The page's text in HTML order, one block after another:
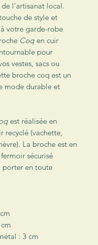
l'artisanat local.
de style et
votre garde-robe
Coq en cuir
pour
vestes, sacs ou
broche coq est un
mode durable et
est réalisée en
recyclé (vachette,
La broche est en
sécurisé
porter en toute
: 3 cm